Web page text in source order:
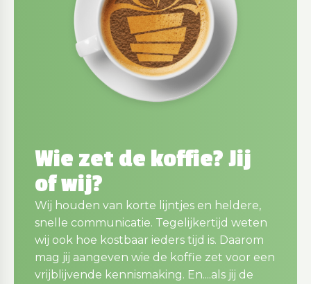
Wie zet de koffie? Jij
of wij?
Wij houden van korte lijntjes en heldere,
snelle communicatie. Tegelijkertijd weten
wij ook hoe kostbaar ieders tijd is. Daarom
mag jij aangeven wie de koffie zet voor een
vrijblijvende kennismaking. En....als jij de